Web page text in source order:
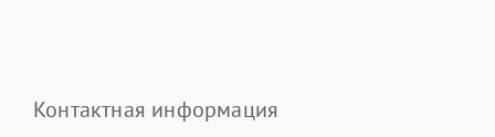
Контактная информация